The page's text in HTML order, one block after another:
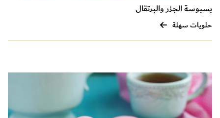
بسبوسة الجزر والبرتقال
حلويات سهلة